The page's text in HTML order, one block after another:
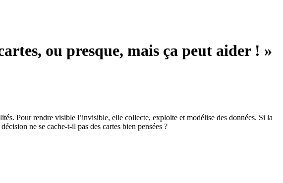
ou presque, mais ça peut aider ! »
Pour rendre visible l’invisible, elle collecte, exploite et modélise des données. Si la
ne se cache-t-il pas des cartes bien pensées ?